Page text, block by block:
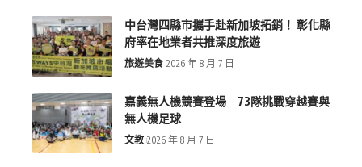
中台灣四縣市攜手赴新加坡拓銷！ 彰化縣
府率在地業者共推深度旅遊
旅遊美食 2026 年 8 月 7 日
嘉義無人機競賽登場 73隊挑戰穿越賽與
無人機足球
文教 2026 年 8 月 7 日